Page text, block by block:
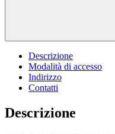
Descrizione
Modalità di accesso
Indirizzo
Contatti
Descrizione